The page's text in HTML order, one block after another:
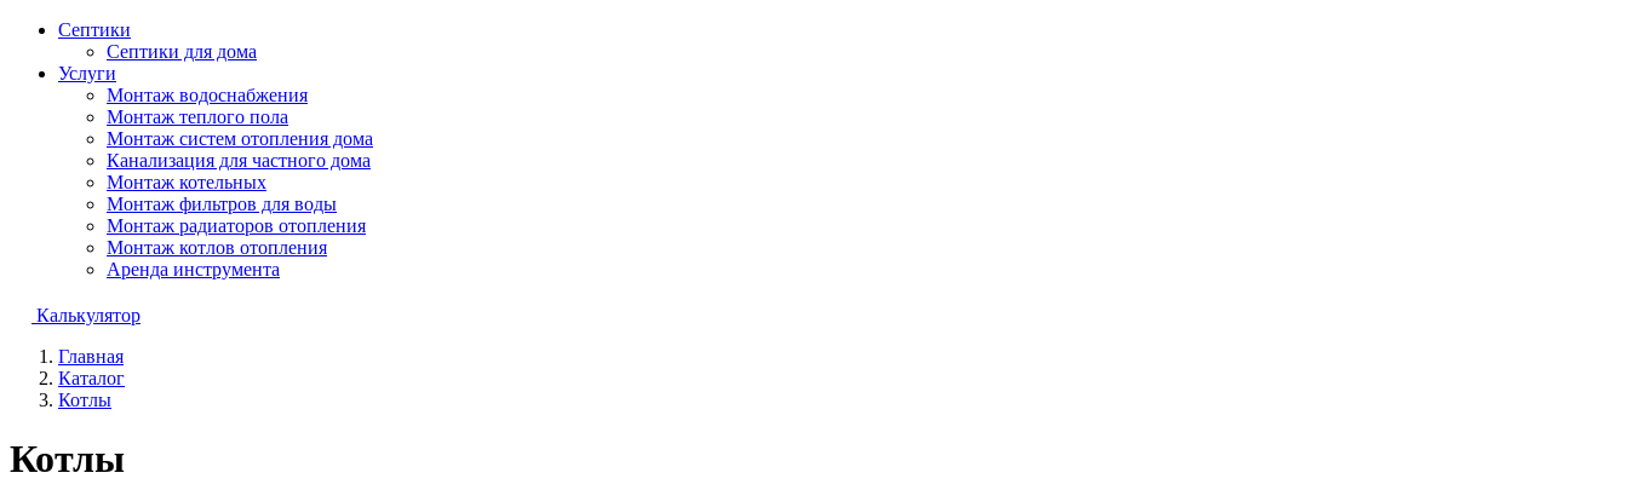
Септики
Септики для дома
Услуги
Монтаж водоснабжения
Монтаж теплого пола
Монтаж систем отопления дома
Канализация для частного дома
Монтаж котельных
Монтаж фильтров для воды
Монтаж радиаторов отопления
Монтаж котлов отопления
Аренда инструмента
Калькулятор
Главная
Каталог
Котлы
Котлы